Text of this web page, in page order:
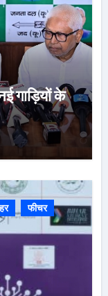
गाड़ियों के
फीचर